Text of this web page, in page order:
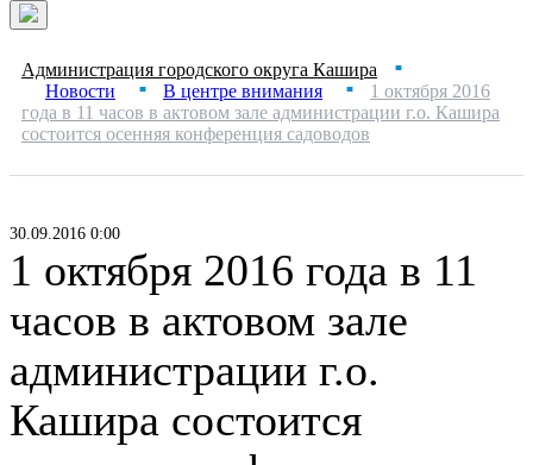
Администрация городского округа Кашира ■
Новости ■ В центре внимания ■
1 октября 2016
года в 11 часов в актовом зале администрации г.о. Кашира
состоится осенняя конференция садоводов
30.09.2016 0:00
1 октября 2016 года в 11
часов в актовом зале
администрации г.о.
Кашира состоится